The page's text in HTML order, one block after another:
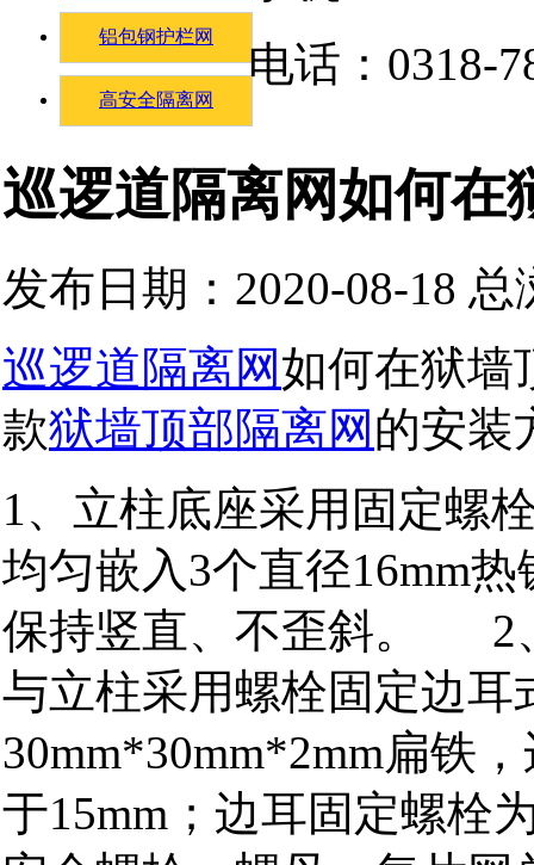
铝包钢护栏网
高安全隔离网
巡逻道隔离网如何在
发布日期：2020-08-18 总
巡逻道隔离网 如何在狱墙
款狱墙顶部隔离网 的安
1、立柱底座采用固定螺
均匀嵌入3个直径16mm
保持竖直、不歪斜。 2
与立柱采用螺栓固定边耳
30mm*30mm*2mm扁铁
于15mm；边耳固定螺栓
电话：0318-